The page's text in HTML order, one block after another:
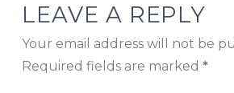
LEAVE A REPLY
Your email address will not be
Required fields are marked *